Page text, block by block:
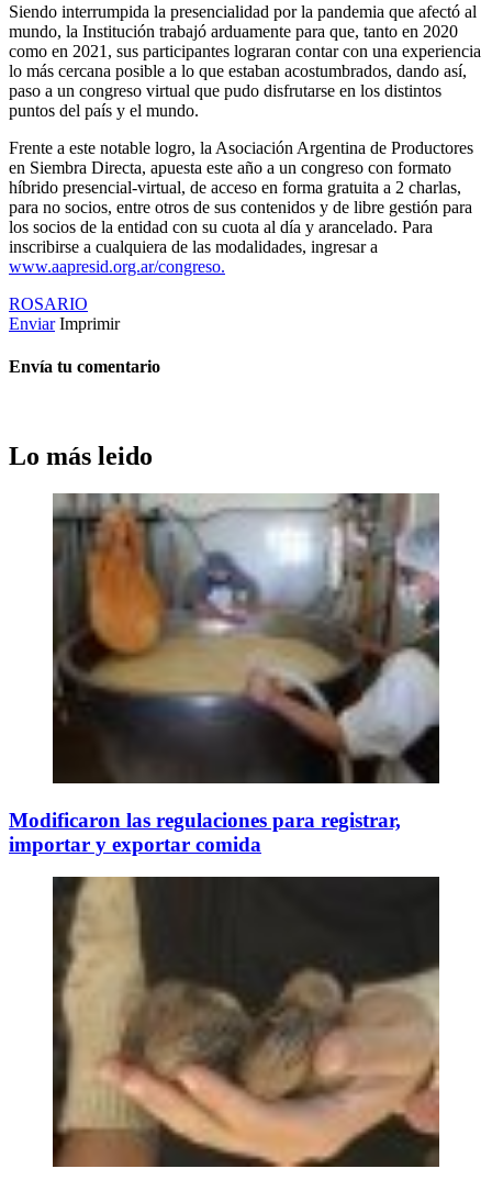
Siendo interrumpida la presencialidad por la pandemia que afectó al
mundo, la Institución trabajó arduamente para que, tanto en 2020
como en 2021, sus participantes lograran contar con una experiencia
lo más cercana posible a lo que estaban acostumbrados, dando así,
paso a un congreso virtual que pudo disfrutarse en los distintos
puntos del país y el mundo.
Frente a este notable logro, la Asociación Argentina de Productores
en Siembra Directa, apuesta este año a un congreso con formato
híbrido presencial-virtual, de acceso en forma gratuita a 2 charlas,
para no socios, entre otros de sus contenidos y de libre gestión para
los socios de la entidad con su cuota al día y arancelado. Para
inscribirse a cualquiera de las modalidades, ingresar a
www.aapresid.org.ar/congreso.
ROSARIO
Enviar Imprimir
Envía tu comentario
Lo más leido
Modificaron las regulaciones para registrar,
importar y exportar comida